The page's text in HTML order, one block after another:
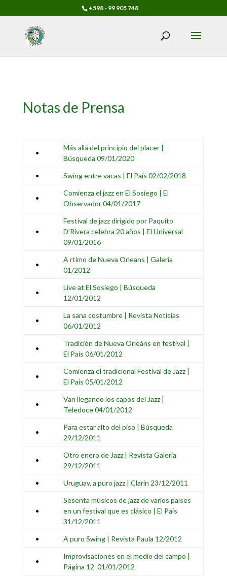
+598 - 99 905 748
Notas de Prensa
•
Más allá del principio del placer |
Búsqueda 09/01/2020
•
Swing entre vacas | El País 02/02/2018
•
Comienza el jazz en El Sosiego | El
Observador 04/01/2017
•
Festival de jazz dirigido por Paquito
D’Rivera celebra 20 años | El Universal
09/01/2016
•
A rtimo de Nueva Orleans | Galería
01/2012
•
Live at El Sosiego | Búsqueda
12/01/2012
•
La sana costumbre | Revista Noticias
06/01/2012
•
Tradición de Nueva Orleáns en festival |
El País 06/01/2012
•
Comienza el tradicional Festival de Jazz |
El País 05/01/2012
•
Van llegando los capos del Jazz |
Teledoce 04/01/2012
•
Para estar alto del piso | Búsqueda
29/12/2011
•
Otro enero de Jazz | Revista Galería
29/12/2011
•
Uruguay, a puro jazz | Clarín 23/12/2011
•
Sesenta músicos de jazz de varios países
en un festival que es clásico | El País
31/12/2011
•
A puro Swing | Revista Paula 12/2012
•
Improvisaciones en el medio del campo |
Página 12 01/01/2012